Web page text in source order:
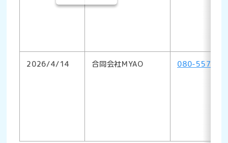
2026/4/14 合同会社MYAO 080-5578-